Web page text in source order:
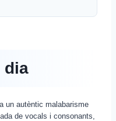
dia
un autèntic malabarisme
de vocals i consonants,